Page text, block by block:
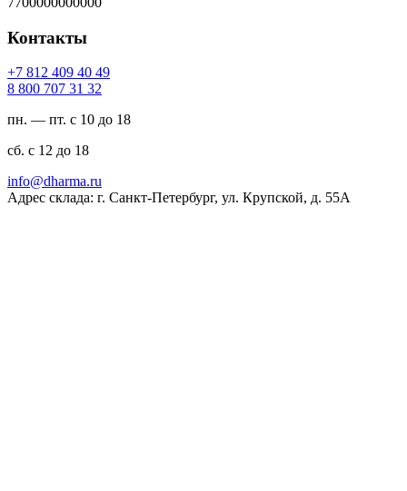
Контакты
94 04 904 218 7+
23 13 707 008 8
пн. — пт. с 10 до 18
сб. с 12 до 18
ur.amrahd@ofni
Адрес склада: г. Санкт-Петербург, ул. Крупской, д. 55А